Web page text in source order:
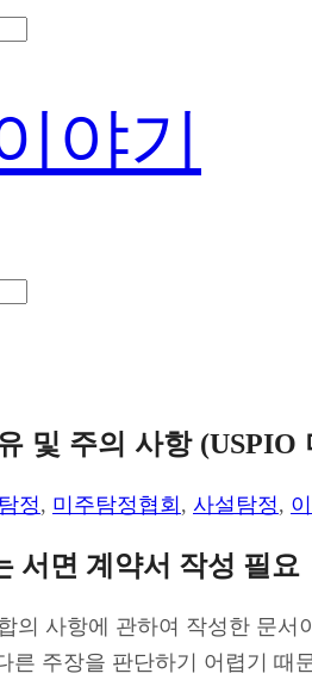
및 주의 사항 (USPIO
정, 미주탐정협회 , 사설탐정,
서면 계약서 작성 필요
의 사항에 관하여 작성한 문
른 주장을 판단하기 어렵기 때